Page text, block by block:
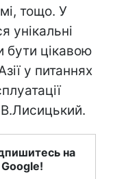
тощо. У
унікальні
бути цікавою
у питаннях
В.Лисицький.
на